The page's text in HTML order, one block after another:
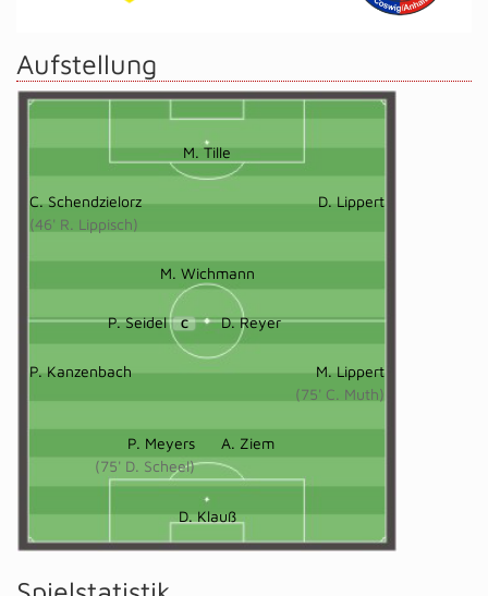
Aufstellung
M. Tille
C. Schendzielorz
(46' R. Lippisch)
D. Lippert
M. Wichmann
P. Seidel C D. Reyer
P. Kanzenbach
M. Lippert
(75' C. Muth)
P. Meyers
(75' D. Scheel)
A. Ziem
D. Klauß